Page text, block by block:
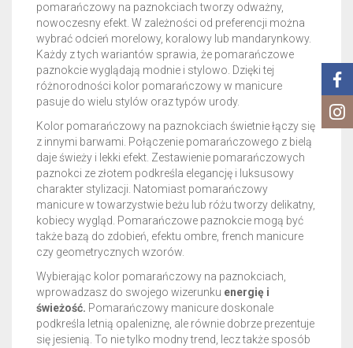
pomarańczowy na paznokciach tworzy odważny,
nowoczesny efekt. W zależności od preferencji można
wybrać odcień morelowy, koralowy lub mandarynkowy.
Każdy z tych wariantów sprawia, że pomarańczowe
paznokcie wyglądają modnie i stylowo. Dzięki tej
różnorodności kolor pomarańczowy w manicure
pasuje do wielu stylów oraz typów urody.
Kolor pomarańczowy na paznokciach świetnie łączy się
z innymi barwami. Połączenie pomarańczowego z bielą
daje świeży i lekki efekt. Zestawienie pomarańczowych
paznokci ze złotem podkreśla elegancję i luksusowy
charakter stylizacji. Natomiast pomarańczowy
manicure w towarzystwie beżu lub różu tworzy delikatny,
kobiecy wygląd. Pomarańczowe paznokcie mogą być
także bazą do zdobień, efektu ombre, french manicure
czy geometrycznych wzorów.
Wybierając kolor pomarańczowy na paznokciach,
wprowadzasz do swojego wizerunku energię i
świeżość. Pomarańczowy manicure doskonale
podkreśla letnią opaleniznę, ale równie dobrze prezentuje
się jesienią. To nie tylko modny trend, lecz także sposób